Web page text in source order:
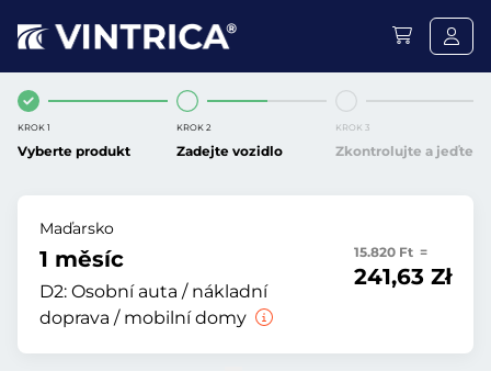
KROK 1
Vyberte produkt
KROK 2
Zadejte vozidlo
KROK 3
Zkontrolujte a jeďte
Maďarsko
1 měsíc
D2: Osobní auta / nákladní
doprava / mobilní domy
15.820 Ft =
241,63 Zł